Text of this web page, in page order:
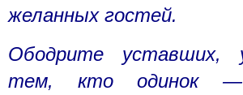
желанных гостей.
Ободрите уставших,
тем, кто одинок